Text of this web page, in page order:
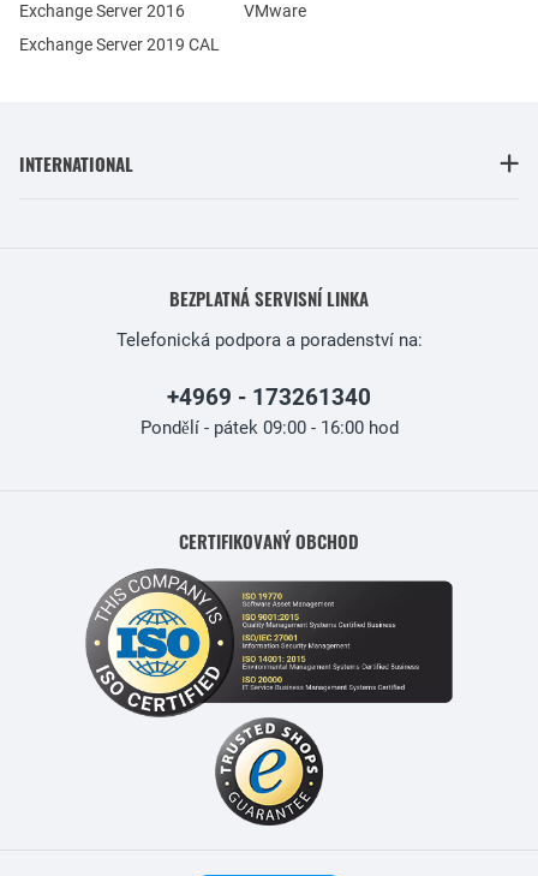
Exchange Server 2016
Exchange Server 2019 CAL
VMware
INTERNATIONAL
BEZPLATNÁ SERVISNÍ LINKA
Telefonická podpora a poradenství na:
+4969 - 173261340
Pondělí - pátek 09:00 - 16:00 hod
CERTIFIKOVANÝ OBCHOD